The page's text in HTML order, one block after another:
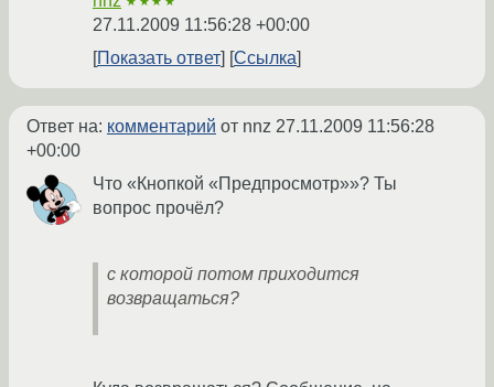
27.11.2009 11:56:28 +00:00
Показать ответ
Ссылка
Ответ на: комментарий от nnz 27.11.2009 11:56:28
+00:00
Что «Кнопкой «Предпросмотр»»? Ты
вопрос прочёл?
с которой потом приходится
возвращаться?